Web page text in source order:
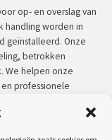
op- en overslag van
handling worden in
geïnstalleerd. Onze
betrokken
We helpen onze
professionele